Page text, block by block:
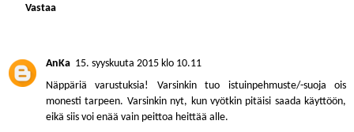
Vastaa
AnKa 15. syyskuuta 2015 klo 10.11
Näppäriä varustuksia! Varsinkin tuo istuinpehmuste/-suoja ois
monesti tarpeen. Varsinkin nyt, kun vyötkin pitäisi saada käyttöön,
eikä siis voi enää vain peittoa heittää alle.